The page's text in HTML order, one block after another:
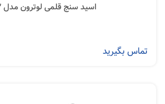
اسید سنج قلمی لوترون مدل PH-222
تماس بگیرید